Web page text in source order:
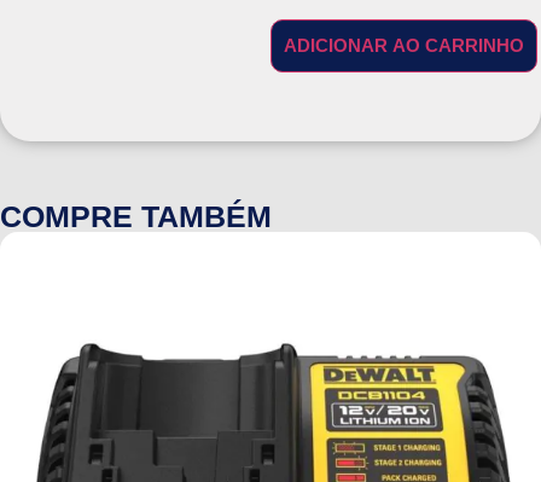
ADICIONAR AO CARRINHO
COMPRE TAMBÉM